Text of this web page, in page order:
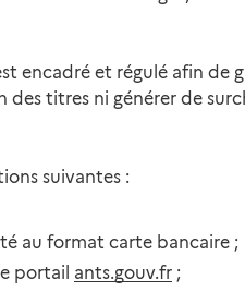
encadré et régulé afin de
titres ni générer de
suivantes :
au format carte bancaire ;
portail ants.gouv.fr ;